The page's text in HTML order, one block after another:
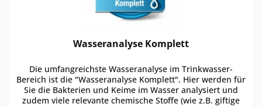
Wasseranalyse Komplett
Die umfangreichste Wasseranalyse im Trinkwasser-
Bereich ist die "Wasseranalyse Komplett". Hier werden für
Sie die Bakterien und Keime im Wasser analysiert und
zudem viele relevante chemische Stoffe (wie z.B. giftige